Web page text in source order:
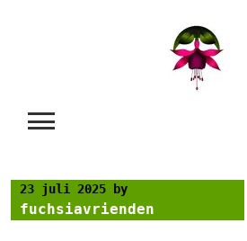
23 juli 2025 by
fuchsiavrienden